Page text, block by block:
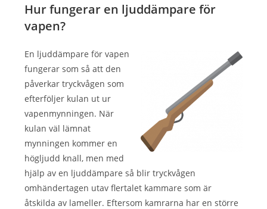
Hur fungerar en ljuddämpare för
vapen?
En ljuddämpare för vapen
fungerar som så att den
påverkar tryckvågen som
efterföljer kulan ut ur
vapenmynningen. När
kulan väl lämnat
mynningen kommer en
högljudd knall, men med
hjälp av en ljuddämpare så blir tryckvågen
omhändertagen utav flertalet kammare som är
åtskilda av lameller. Eftersom kamrarna har en större